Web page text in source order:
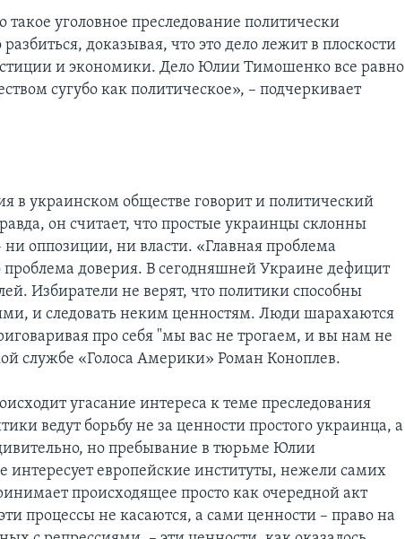
такое уголовное преследование политически
доказывая, что это дело лежит в плоскости
и экономики. Дело Юлии Тимошенко все равно
сугубо как политическое», – подчеркивает
в украинском обществе говорит и политический
он считает, что простые украинцы склонны
оппозиции, ни власти. «Главная проблема
проблема доверия. В сегодняшней Украине дефицит
Избиратели не верят, что политики способны
и следовать неким ценностям. Люди шарахаются
про себя "мы вас не трогаем, и вы нам не
службе «Голоса Америки» Роман Коноплев.
угасание интереса к теме преследования
ведут борьбу не за ценности простого украинца, а
но пребывание в тюрьме Юлии
интересует европейские институты, нежели самих
происходящее просто как очередной акт
процессы не касаются, а сами ценности – право на